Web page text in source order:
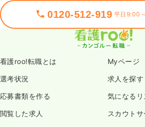
0120-512-919 平日9:00
看護roo!転職とは Myページ
選考状況 求人を探す
応募書類を作る 気になるリ
閲覧した求人 スカウトサ